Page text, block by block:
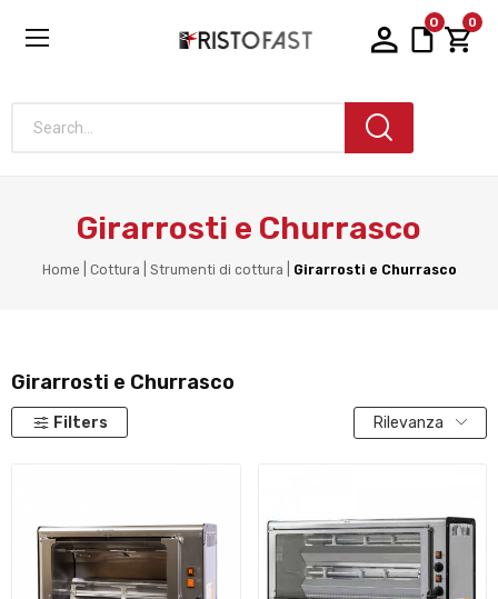
0 0
Search...
Girarrosti e Churrasco
Home Cottura Strumenti di cottura Girarrosti e Churrasco
Girarrosti e Churrasco
Filters Rilevanza